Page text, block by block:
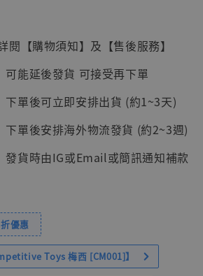
閱【購物須知】及【售後服務】
能延後發貨 可接受再下單
單後可立即安排出貨 (約1~3天)
單後安排海外物流發貨 (約2~3週)
貨時由IG或Email或簡訊通知補款
優惠
Toys 梅西 [CM001]】